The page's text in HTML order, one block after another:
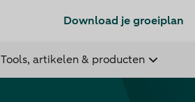
Download je groeiplan
Tools, artikelen & producten